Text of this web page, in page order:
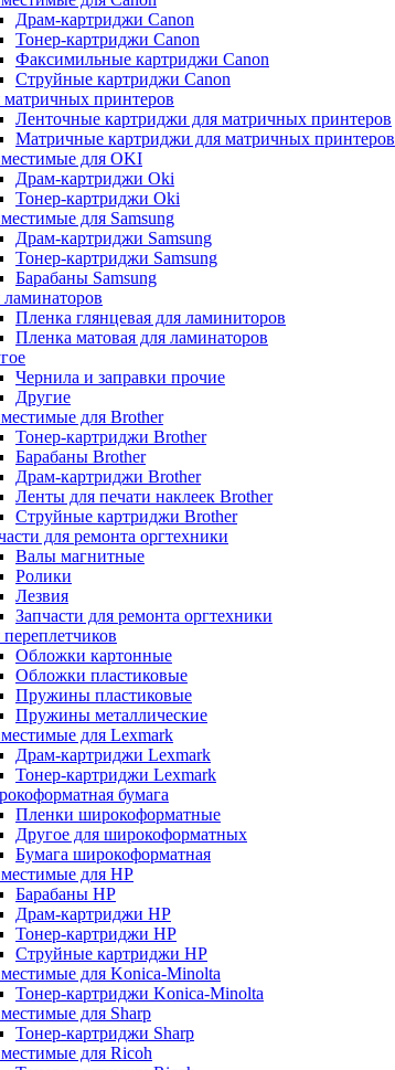
Драм-картриджи Canon
Тонер-картриджи Canon
Факсимильные картриджи Canon
Струйные картриджи Canon
матричных принтеров
Ленточные картриджи для матричных принтеров
Матричные картриджи для матричных принтеров
для OKI
Драм-картриджи Oki
Тонер-картриджи Oki
для Samsung
Драм-картриджи Samsung
Тонер-картриджи Samsung
Барабаны Samsung
ламинаторов
Пленка глянцевая для ламиниторов
Пленка матовая для ламинаторов
Чернила и заправки прочие
Другие
для Brother
Тонер-картриджи Brother
Барабаны Brother
Драм-картриджи Brother
Ленты для печати наклеек Brother
Струйные картриджи Brother
для ремонта оргтехники
Валы магнитные
Ролики
Лезвия
Запчасти для ремонта оргтехники
Обложки картонные
Обложки пластиковые
Пружины пластиковые
Пружины металлические
для Lexmark
Драм-картриджи Lexmark
Тонер-картриджи Lexmark
бумага
Пленки широкоформатные
Другое для широкоформатных
Бумага широкоформатная
для HP
Барабаны HP
Драм-картриджи HP
Тонер-картриджи HP
Струйные картриджи HP
для Konica-Minolta
Тонер-картриджи Konica-Minolta
для Sharp
Тонер-картриджи Sharp
для Ricoh